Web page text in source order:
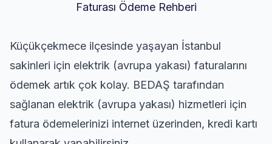
Faturası Ödeme Rehberi
Küçükçekmece ilçesinde yaşayan İstanbul
sakinleri için elektrik (avrupa yakası) faturalarını
ödemek artık çok kolay. BEDAŞ tarafından
sağlanan elektrik (avrupa yakası) hizmetleri için
fatura ödemelerinizi internet üzerinden, kredi kartı